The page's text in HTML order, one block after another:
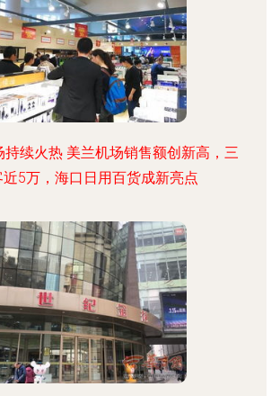
持续火热 美兰机场销售额创新高，三
近5万，海口日用百货成新亮点